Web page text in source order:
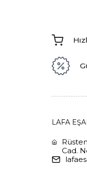
LAFA
Cad.